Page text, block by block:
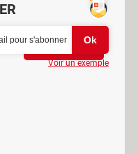
logiciels de
Voir un exemple